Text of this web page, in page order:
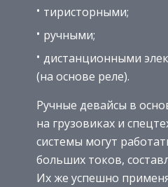
тиристорными;
ручными;
дистанционными
(на основе реле).
Ручные девайсы в
на грузовиках и
системы могут
больших токов,
Их же успешно